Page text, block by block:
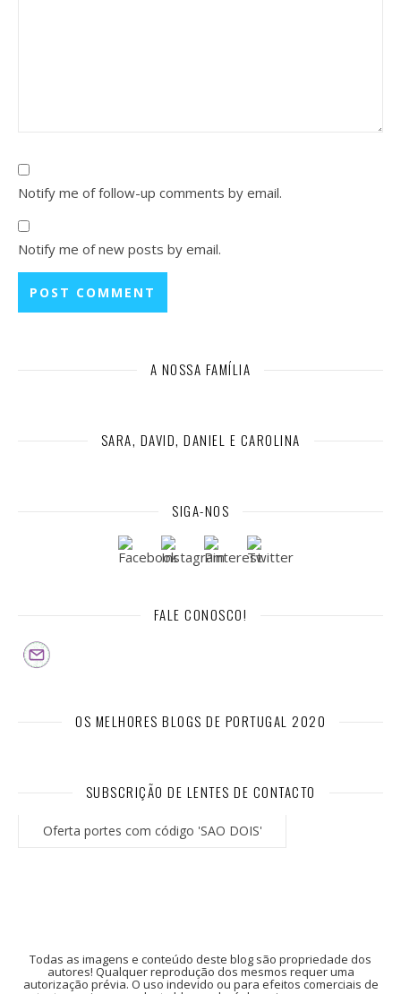
Notify me of follow-up comments by email.
Notify me of new posts by email.
A NOSSA FAMÍLIA
SARA, DAVID, DANIEL E CAROLINA
SIGA-NOS
FALE CONOSCO!
OS MELHORES BLOGS DE PORTUGAL 2020
SUBSCRIÇÃO DE LENTES DE CONTACTO
Oferta portes com código 'SAO DOIS'
Todas as imagens e conteúdo deste blog são propriedade dos
autores! Qualquer reprodução dos mesmos requer uma
autorização prévia. O uso indevido ou para efeitos comerciais de